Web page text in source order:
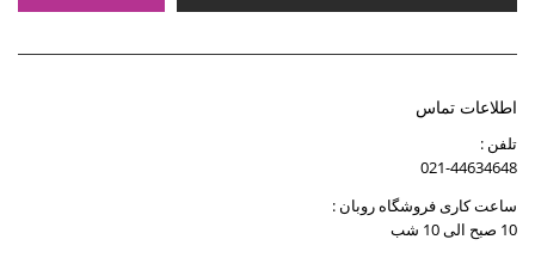
اطلاعات تماس
تلفن :
021-44634648
ساعت کاری فروشگاه روبان :
10 صبح الی 10 شب